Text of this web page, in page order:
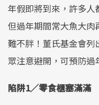
年假即將到來，許多人
但過年期間常大魚大
難不胖！董氏基金會
眾注意避開，可預防過
陷阱1／零食櫃塞滿滿